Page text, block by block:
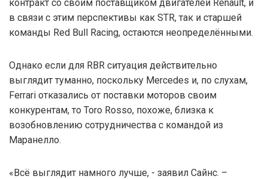
контракт со своим поставщиком двигателей Renault, и
в связи с этим перспективы как STR, так и старшей
команды Red Bull Racing, остаются неопределёнными.
Однако если для RBR ситуация действительно
выглядит туманно, поскольку Mercedes и, по слухам,
Ferrari отказались от поставки моторов своим
конкурентам, то Toro Rosso, похоже, близка к
возобновлению сотрудничества с командой из
Маранелло.
«Всё выглядит намного лучше, - заявил Сайнс. –